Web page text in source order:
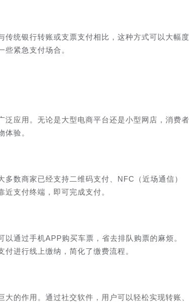
统银行转账或支票支付相比，这种方式可以大幅度
紧急支付场合。
应用。无论是大型电商平台还是小型网店，消费者
验。
数商家已经支持二维码支付、NFC（近场通信）
支付终端，即可完成支付。
通过手机APP购买车票，省去排队购票的麻烦。
进行线上缴纳，简化了缴费流程。
的作用。通过社交软件，用户可以轻松实现转账、